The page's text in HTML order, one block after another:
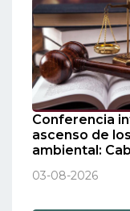
Conferencia
ascenso de
ambiental:
03-08-2026